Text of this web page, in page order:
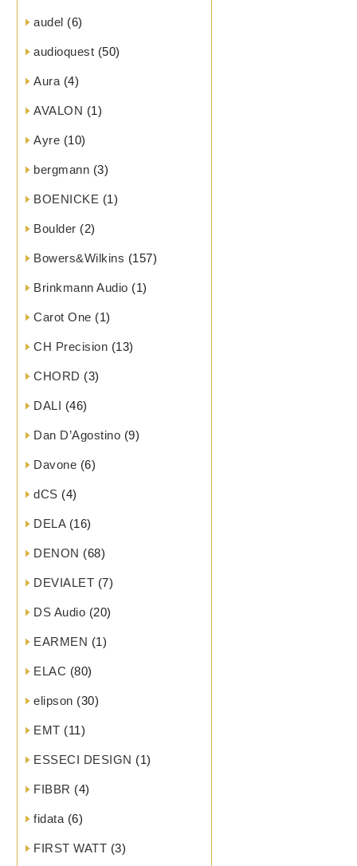
audel (6)
audioquest (50)
Aura (4)
AVALON (1)
Ayre (10)
bergmann (3)
BOENICKE (1)
Boulder (2)
Bowers&Wilkins (157)
Brinkmann Audio (1)
Carot One (1)
CH Precision (13)
CHORD (3)
DALI (46)
Dan D’Agostino (9)
Davone (6)
dCS (4)
DELA(16)
DENON (68)
DEVIALET (7)
DS Audio (20)
EARMEN (1)
ELAC (80)
elipson (30)
EMT (11)
ESSECI DESIGN (1)
FIBBR (4)
fidata (6)
FIRST WATT (3)